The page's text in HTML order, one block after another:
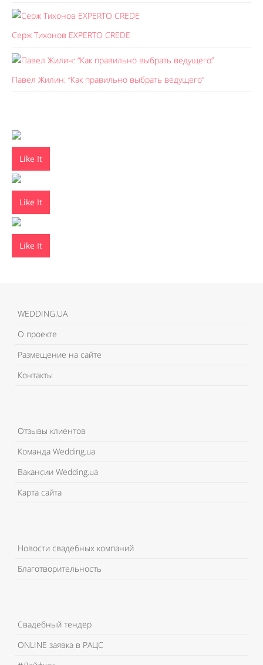
Серж Тихонов EXPERTO CREDE
Павел Жилин: “Как правильно выбрать ведущего”
Like It
Like It
Like It
WEDDING.UA
О проекте
Размещение на сайте
Контакты
Отзывы клиентов
Команда Wedding.ua
Вакансии Wedding.ua
Карта сайта
Новости свадебных компаний
Благотворительность
Свадебный тендер
ONLINE заявка в РАЦС